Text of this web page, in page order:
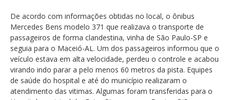
De acordo com informações obtidas no local, o ônibus
Mercedes Bens modelo 371 que realizava o transporte de
passageiros de forma clandestina, vinha de São Paulo-SP e
seguia para o Maceió-AL. Um dos passageiros informou que o
veículo estava em alta velocidade, perdeu o controle e acabou
virando indo parar a pelo menos 60 metros da pista. Equipes
de saúde do hospital e até do município realizaram o
atendimento das vitimas. Algumas foram transferidas para o